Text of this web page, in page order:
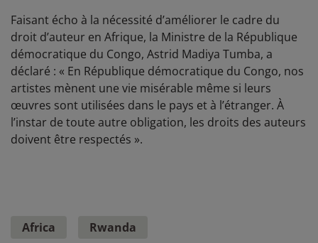
Faisant écho à la nécessité d’améliorer le cadre du
droit d’auteur en Afrique, la Ministre de la République
démocratique du Congo, Astrid Madiya Tumba, a
déclaré : « En République démocratique du Congo, nos
artistes mènent une vie misérable même si leurs
œuvres sont utilisées dans le pays et à l’étranger. À
l’instar de toute autre obligation, les droits des auteurs
doivent être respectés ».
Africa Rwanda